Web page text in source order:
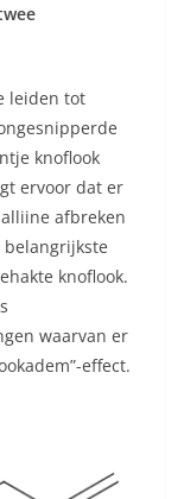
leiden tot
knoflook
ervoor dat er
afbreken
knoflook.
waarvan er
effect.